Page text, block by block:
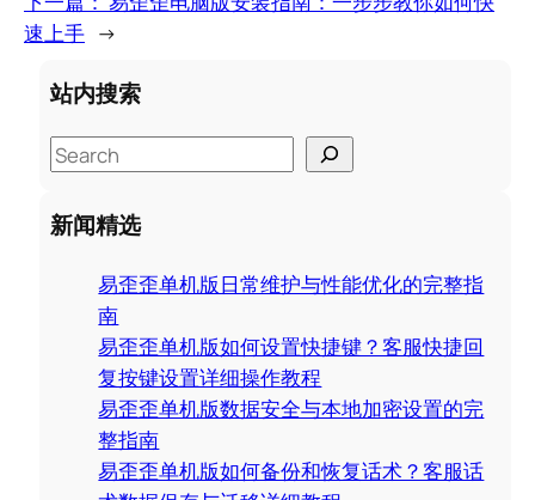
速上手 →
站内搜索
S
e
a
r
新闻精选
易歪歪单机版日常维护与性能优化的完整指
南
易歪歪单机版如何设置快捷键？客服快捷回
复按键设置详细操作教程
易歪歪单机版数据安全与本地加密设置的完
整指南
易歪歪单机版如何备份和恢复话术？客服话